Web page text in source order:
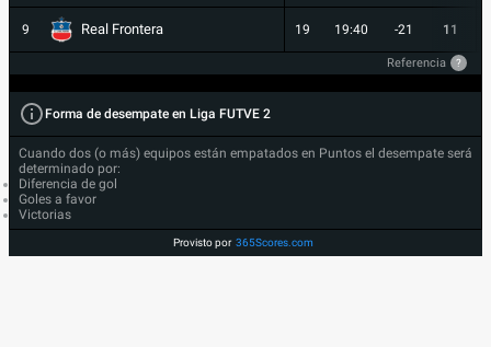
9 Real Frontera 19 19:40 -21 11
Referencia ?
Forma de desempate en Liga FUTVE 2
Cuando dos (o más) equipos están empatados en Puntos el desempate será
determinado por:
Diferencia de gol
Goles a favor
Victorias
Provisto por 365Scores.com